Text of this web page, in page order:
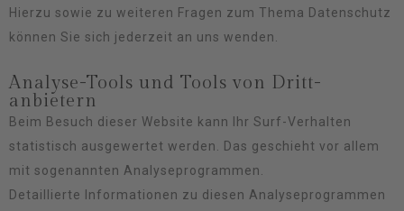
Hierzu sowie zu weiteren Fragen zum Thema Datenschutz
können Sie sich jederzeit an uns wenden.
Analyse-Tools und Tools von Dritt­
anbietern
Beim Besuch dieser Website kann Ihr Surf-Verhalten
statistisch ausgewertet werden. Das geschieht vor allem
mit sogenannten Analyseprogrammen.
Detaillierte Informationen zu diesen Analyseprogrammen